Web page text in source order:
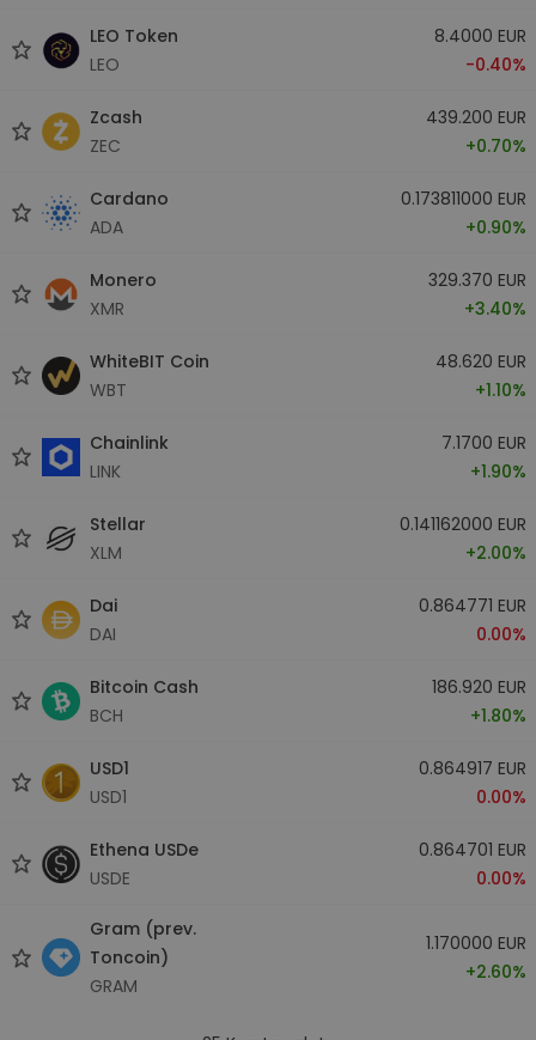
LEO Token
LEO
8.4000 EUR
-0.40%
Zcash
ZEC
439.200 EUR
+0.70%
Cardano
ADA
0.173811000 EUR
+0.90%
Monero
XMR
329.370 EUR
+3.40%
WhiteBIT Coin
WBT
48.620 EUR
+1.10%
Chainlink
LINK
7.1700 EUR
+1.90%
Stellar
XLM
0.141162000 EUR
+2.00%
Dai
DAI
0.864771 EUR
0.00%
Bitcoin Cash
BCH
186.920 EUR
+1.80%
USD1
USD1
0.864917 EUR
0.00%
Ethena USDe
USDE
0.864701 EUR
0.00%
Gram (prev.
Toncoin)
GRAM
1.170000 EUR
+2.60%